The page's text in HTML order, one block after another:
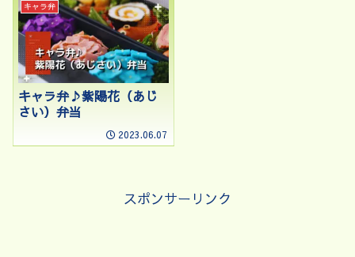
キャラ弁
キャラ弁♪紫陽花（あじ
さい）弁当
2023.06.07
スポンサーリンク